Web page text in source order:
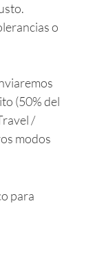
o
(50% del
/
modos
para